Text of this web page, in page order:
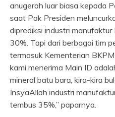
anugerah luar biasa kepada
saat Pak Presiden
diprediksi industri
30%. Tapi dari berbagai tim
termasuk Kementerian
kami menerima Main ID
mineral batu bara, kira-kira
InsyaAllah industri
tembus 35%,” paparnya.